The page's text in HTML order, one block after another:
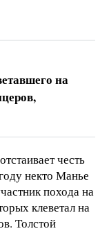
на
честь
некто Манье
похода на
клеветал на
Толстой